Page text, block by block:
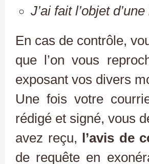
J’ai fait l’objet
En cas de contrôle,
que l’on vous
exposant vos divers
Une fois votre
rédigé et signé, vous
avez reçu,
l’avis de
de requête en